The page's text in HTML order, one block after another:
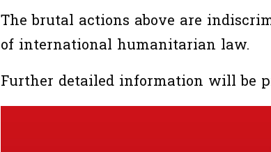
The brutal actions above are
of international humanitarian law.
Further detailed information will be